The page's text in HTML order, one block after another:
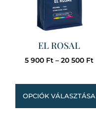
EL ROSAL
5 900 Ft – 20 500 Ft
OPCIÓK VÁLASZTÁSA